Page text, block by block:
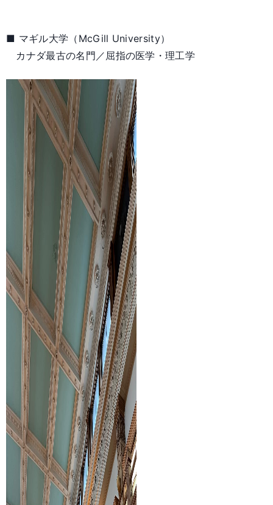
■ マギル大学（McGill University）
カナダ最古の名門／屈指の医学・理工学